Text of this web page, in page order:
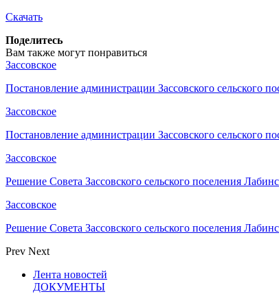
Скачать
Поделитесь
Вам также могут понравиться
Зассовское
Постановление администрации Зассовского сельского
Зассовское
Постановление администрации Зассовского сельского
Зассовское
Решение Совета Зассовского сельского поселения
Зассовское
Решение Совета Зассовского сельского поселения
Prev Next
Лента новостей
ДОКУМЕНТЫ